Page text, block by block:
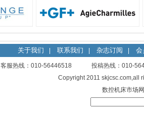
关于我们 联系我们 杂志订阅 会
客服热线：010-56446518 投稿热线：
Copyright 2011
数控机床市场网